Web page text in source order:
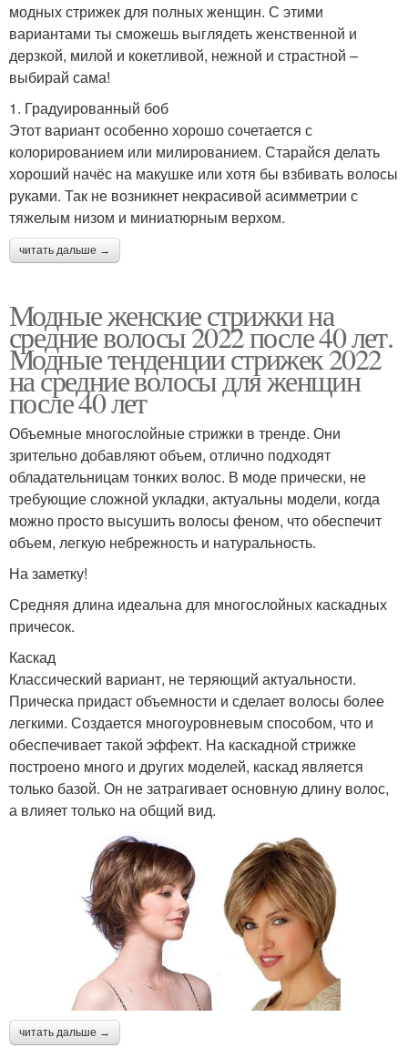
модных стрижек для полных женщин. С этими
вариантами ты сможешь выглядеть женственной и
дерзкой, милой и кокетливой, нежной и страстной –
выбирай сама!
1. Градуированный боб
Этот вариант особенно хорошо сочетается с
колорированием или милированием. Старайся делать
хороший начёс на макушке или хотя бы взбивать волосы
руками. Так не возникнет некрасивой асимметрии с
тяжелым низом и миниатюрным верхом.
читать дальше →
Модные женские стрижки на
средние волосы 2022 после 40 лет.
Модные тенденции стрижек 2022
на средние волосы для женщин
после 40 лет
Объемные многослойные стрижки в тренде. Они
зрительно добавляют объем, отлично подходят
обладательницам тонких волос. В моде прически, не
требующие сложной укладки, актуальны модели, когда
можно просто высушить волосы феном, что обеспечит
объем, легкую небрежность и натуральность.
На заметку!
Средняя длина идеальна для многослойных каскадных
причесок.
Каскад
Классический вариант, не теряющий актуальности.
Прическа придаст объемности и сделает волосы более
легкими. Создается многоуровневым способом, что и
обеспечивает такой эффект. На каскадной стрижке
построено много и других моделей, каскад является
только базой. Он не затрагивает основную длину волос,
а влияет только на общий вид.
читать дальше →